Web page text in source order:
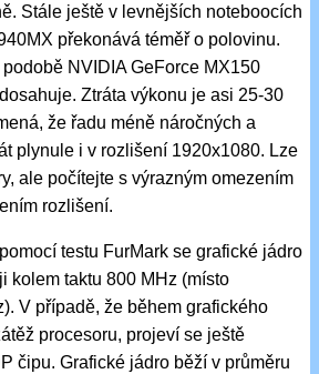
Stále ještě v levnějších noteboocích
překonává téměř o polovinu.
NVIDIA GeForce MX150
Ztráta výkonu je asi 25-30
že řadu méně náročných a
plynule i v rozlišení 1920x1080. Lze
ale počítejte s výrazným omezením
rozlišení.
testu FurMark se grafické jádro
kolem taktu 800 MHz (místo
V případě, že během grafického
procesoru, projeví se ještě
čipu. Grafické jádro běží v průměru